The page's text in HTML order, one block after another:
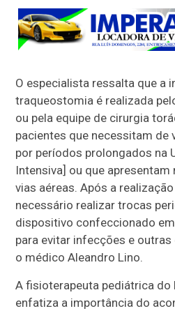
O especialista ressalta que a
traqueostomia é realizada
ou pela equipe de cirurgia
pacientes que necessitam de
por períodos prolongados na
Intensiva] ou que
vias aéreas. Após a
necessário realizar trocas
dispositivo confeccionado
para evitar infecções e
o médico Aleandro Lino.
A fisioterapeuta pediátrica do
enfatiza a importância do